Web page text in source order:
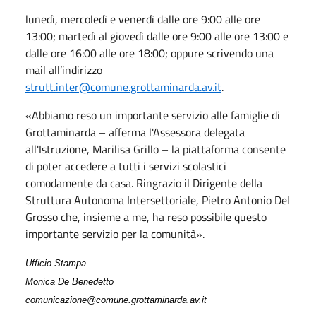
lunedì, mercoledì e venerdì dalle ore 9:00 alle ore
13:00; martedì al giovedì dalle ore 9:00 alle ore 13:00 e
dalle ore 16:00 alle ore 18:00; oppure scrivendo una
mail all’indirizzo
strutt.inter@comune.grottaminarda.av.it.
«Abbiamo reso un importante servizio alle famiglie di
Grottaminarda – afferma l'Assessora delegata
all'Istruzione, Marilisa Grillo – la piattaforma consente
di poter accedere a tutti i servizi scolastici
comodamente da casa. Ringrazio il Dirigente della
Struttura Autonoma Intersettoriale, Pietro Antonio Del
Grosso che, insieme a me, ha reso possibile questo
importante servizio per la comunità».
Ufficio Stampa
Monica De Benedetto
comunicazione@comune.grottaminarda.av.it